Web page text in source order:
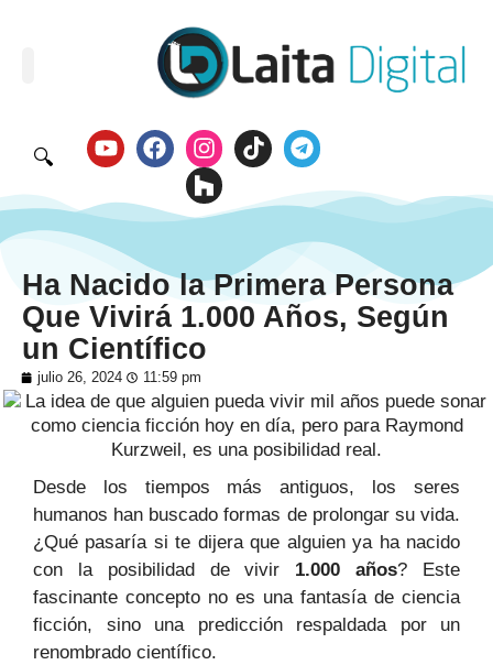
🔍
Ha Nacido la Primera Persona
Que Vivirá 1.000 Años, Según
un Científico
julio 26, 2024 11:59 pm
Desde los tiempos más antiguos, los seres
humanos han buscado formas de prolongar su vida.
¿Qué pasaría si te dijera que alguien ya ha nacido
con la posibilidad de vivir 1.000 años? Este
fascinante concepto no es una fantasía de ciencia
ficción, sino una predicción respaldada por un
renombrado científico.